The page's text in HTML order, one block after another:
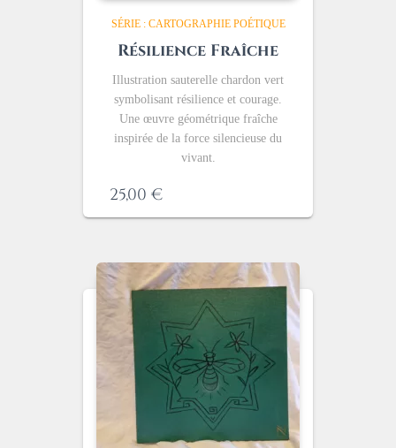
SÉRIE : CARTOGRAPHIE POÉTIQUE
Résilience Fraîche
Illustration sauterelle chardon vert
symbolisant résilience et courage.
Une œuvre géométrique fraîche
inspirée de la force silencieuse du
vivant.
25,00 €